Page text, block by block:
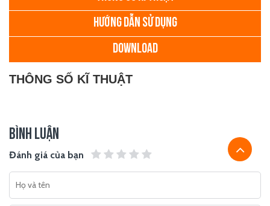
HƯỚNG DẪN SỬ DỤNG
DOWNLOAD
THÔNG SỐ KĨ THUẬT
BÌNH LUẬN
Đánh giá của bạn